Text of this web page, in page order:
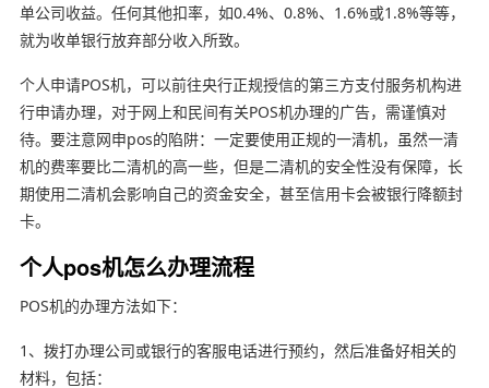
单公司收益。任何其他扣率，如0.4%、0.8%、1.6%或1.8%等等，
就为收单银行放弃部分收入所致。
个人申请POS机，可以前往央行正规授信的第三方支付服务机构进
行申请办理，对于网上和民间有关POS机办理的广告，需谨慎对
待。要注意网申pos的陷阱：一定要使用正规的一清机，虽然一清
机的费率要比二清机的高一些，但是二清机的安全性没有保障，长
期使用二清机会影响自己的资金安全，甚至信用卡会被银行降额封
卡。
个人pos机怎么办理流程
POS机的办理方法如下：
1、拨打办理公司或银行的客服电话进行预约，然后准备好相关的
材料，包括：